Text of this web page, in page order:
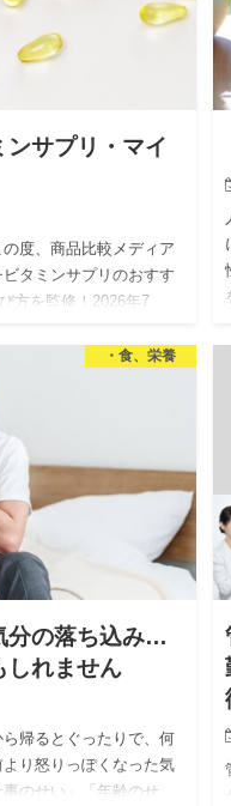
ンサプリ・マイ
の度、商品比較メディア
ビタミンサプリのおすす
方を監修！2026年7
・食、栄養
分の落ち込み…
しれません
ら帰るとぐったりで、何
り怒りっぽくなった気
のせい」「年齢のせ